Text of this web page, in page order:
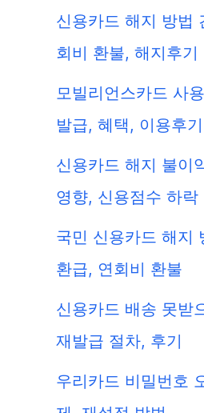
신용카드 해지 방법
회비 환불, 해지후기
모빌리언스카드 사
발급, 혜택, 이용후기
신용카드 해지 불이
영향, 신용점수 하락
국민 신용카드 해지
환급, 연회비 환불
신용카드 배송 못받
재발급 절차, 후기
우리카드 비밀번호